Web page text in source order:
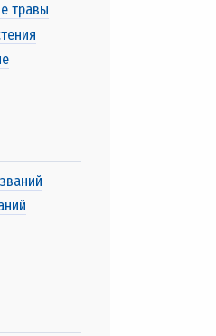
травы